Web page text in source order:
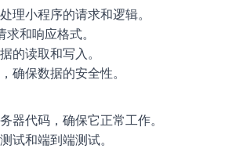
理小程序的请求和逻辑。
和响应格式。
的读取和写入。
确保数据的安全性。
器代码，确保它正常工作。
试和端到端测试。